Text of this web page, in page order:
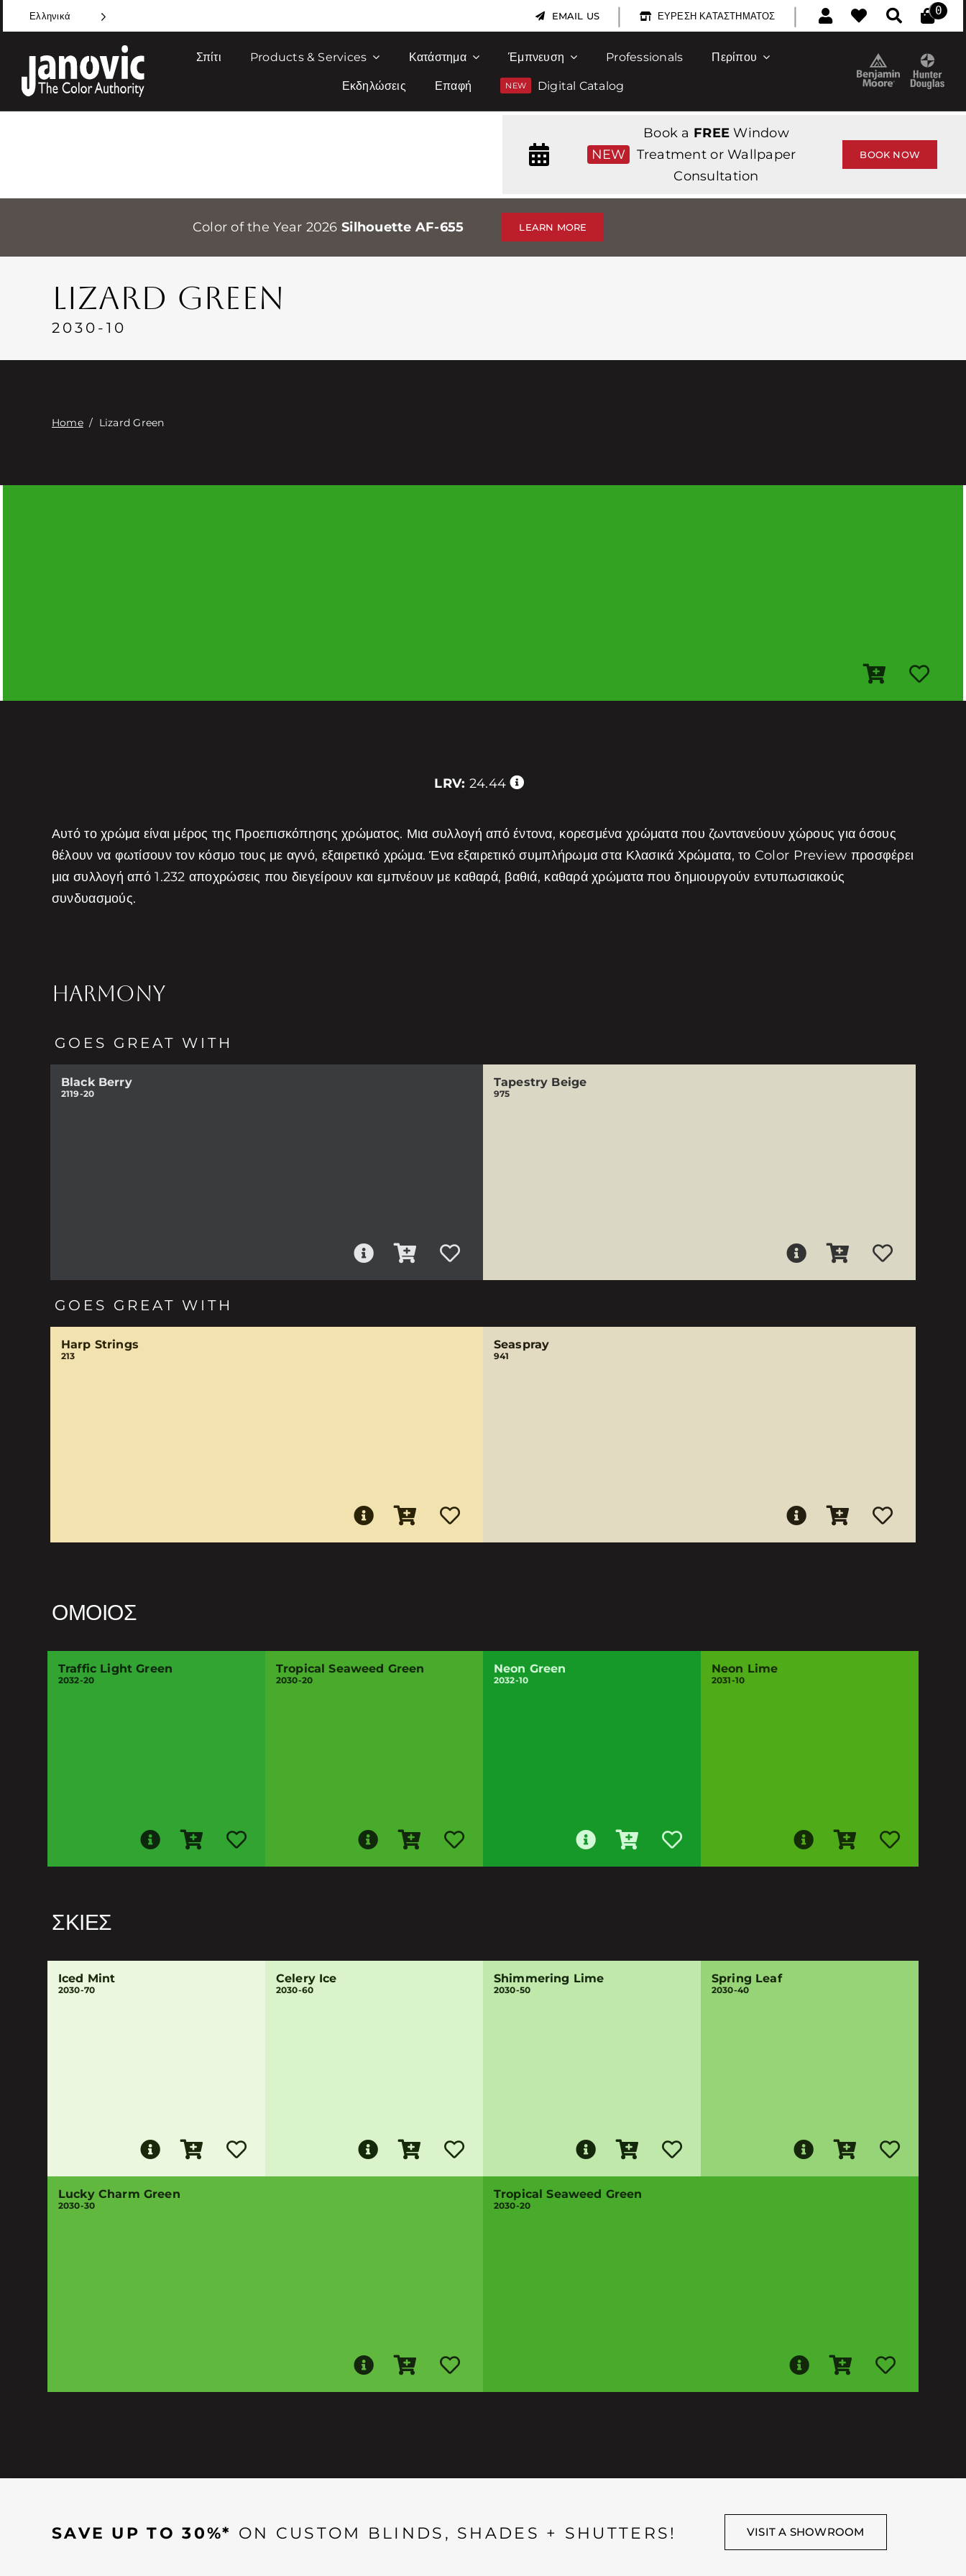
to
content
Ελληνικά EMAIL US | ΕΎΡΕΣΗ ΚΑΤΑΣΤΉΜΑΤΟΣ | 0
Σπίτι Products & Services Κατάστημα Έμπνευση Professionals Περίπου
Εκδηλώσεις Επαφή Digital Catalog
NEW
Book a FREE Window
Treatment or Wallpaper
Consultation
BOOK NOW
Color of the Year 2026 Silhouette AF-655 LEARN MORE
LIZARD GREEN
2030-10
Home/ Lizard Green
LRV: 24.44
Αυτό το χρώμα είναι μέρος της Προεπισκόπησης χρώματος. Μια συλλογή από έντονα, κορεσμένα χρώματα που ζωντανεύουν χώρους για όσους
θέλουν να φωτίσουν τον κόσμο τους με αγνό, εξαιρετικό χρώμα. Ένα εξαιρετικό συμπλήρωμα στα Κλασικά Χρώματα, το Color Preview προσφέρει
μια συλλογή από 1.232 αποχρώσεις που διεγείρουν και εμπνέουν με καθαρά, βαθιά, καθαρά χρώματα που δημιουργούν εντυπωσιακούς
συνδυασμούς.
HARMONY
GOES GREAT WITH
Black Berry
2119-20
Tapestry Beige
975
GOES GREAT WITH
Harp Strings
213
Seaspray
941
ΌΜΟΙΟΣ
Traffic Light Green
2032-20
Tropical Seaweed Green
2030-20
Neon Green
2032-10
Neon Lime
2031-10
ΣΚΙΈΣ
Iced Mint
2030-70
Celery Ice
2030-60
Shimmering Lime
2030-50
Spring Leaf
2030-40
Lucky Charm Green
2030-30
Tropical Seaweed Green
2030-20
SAVE UP TO 30%* ON CUSTOM BLINDS, SHADES + SHUTTERS! VISIT A SHOWROOM